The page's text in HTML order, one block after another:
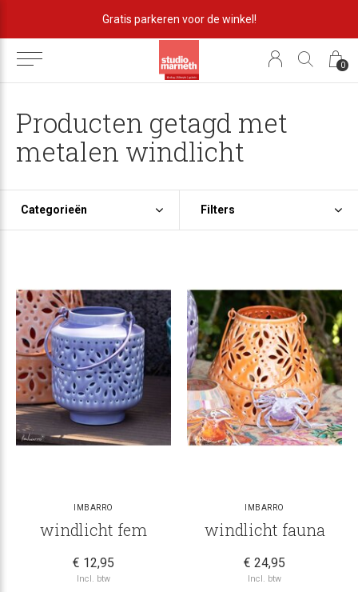
0
Gratis parkeren voor de winkel!
Producten getagd met
metalen windlicht
Categorieën Filters
IMBARRO
windlicht fem
€ 12,95
Incl. btw
IMBARRO
windlicht fauna
€ 24,95
Incl. btw